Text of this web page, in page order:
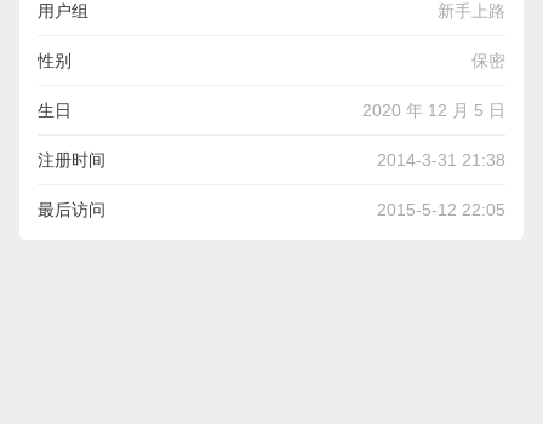
用户组 新手上路
性别 保密
生日 2020 年 12 月 5 日
注册时间 2014-3-31 21:38
最后访问 2015-5-12 22:05